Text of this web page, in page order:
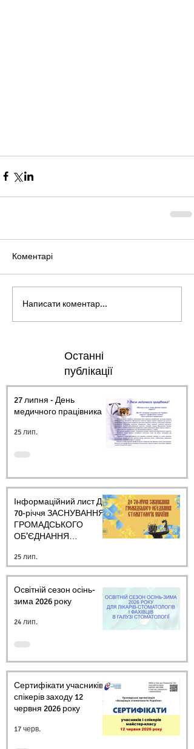
Коментарі
Написати коментар...
Останні
публікації
27 липня - День
медичного працівника.
25 лип.
Інформаційний лист ДО
70-річчя ЗАСНУВАННЯ
ГРОМАДСЬКОГО
ОБ’ЄДНАННЯ
УКРАЇНИ
25 лип.
Освітній сезон осінь-
зима 2026 року
24 лип.
Сертифікати учасників і
спікерів заходу 12
червня 2026 року
17 черв.